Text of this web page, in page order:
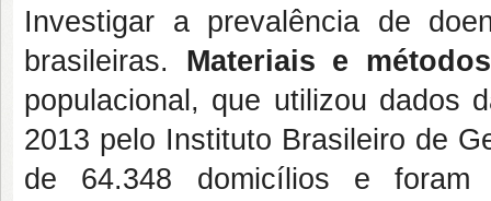
Investigar a prevalência de
brasileiras. Materiais e
populacional, que utilizou dados
2013 pelo Instituto Brasileiro de
de 64.348 domicílios e foram